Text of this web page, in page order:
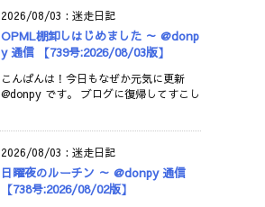
2026/08/03 : 迷走日記
OPML棚卸しはじめました ～ @donp
y 通信 【739号:2026/08/03版】
こんばんは！今日もなぜか元気に更新
@donpy です。 ブログに復帰してすこし
2026/08/03 : 迷走日記
日曜夜のルーチン ～ @donpy 通信
【738号:2026/08/02版】